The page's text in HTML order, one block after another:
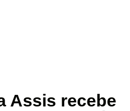
Assis recebe